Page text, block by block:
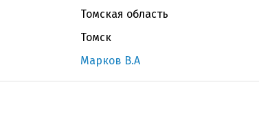
Томская область
Томск
Марков В.А